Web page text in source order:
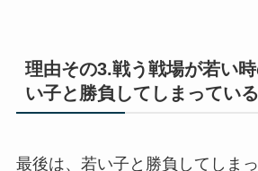
理由その3.戦う戦場が若い
い子と勝負してしまっている
最後は、若い子と勝負してしま